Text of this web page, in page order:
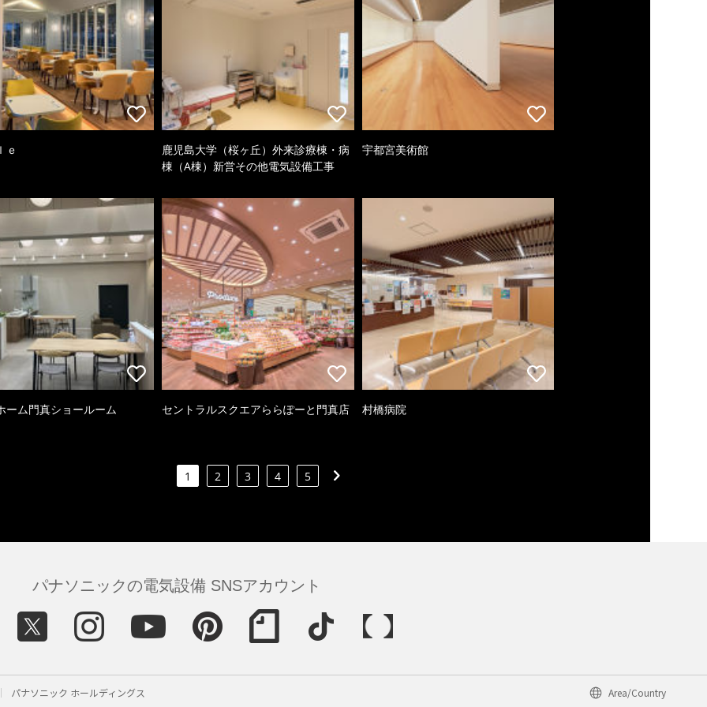
ｅ
鹿児島大学（桜ヶ丘）外来診療棟・病
棟（A棟）新営その他電気設備工事
宇都宮美術館
ーム門真ショールーム セントラルスクエアららぽーと門真店 村橋病院
1 2 3 4 5
パナソニックの電気設備 SNSアカウント
パナソニック ホールディングス Area/Country